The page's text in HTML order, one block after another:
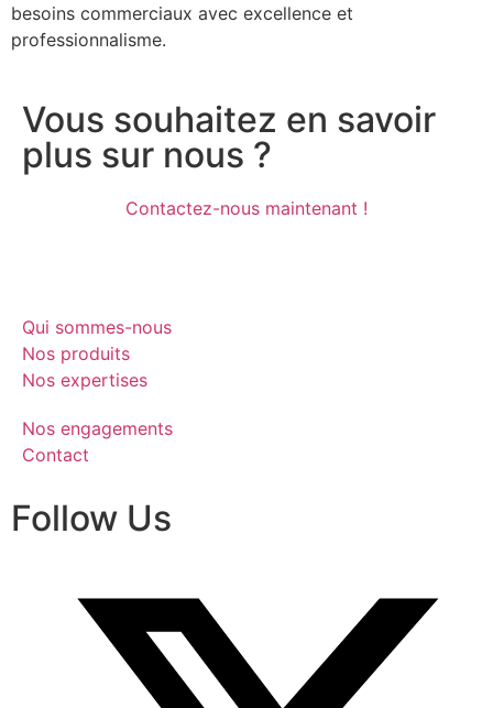
besoins commerciaux avec excellence et
professionnalisme.
Vous souhaitez en savoir
plus sur nous ?
Contactez-nous maintenant !
Qui sommes-nous
Nos produits
Nos expertises
Nos engagements
Contact
Follow Us